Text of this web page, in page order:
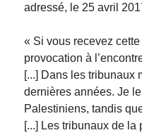
adressé, le 25 avril
« Si vous recevez
provocation à
[...] Dans les tribunaux
dernières années. Je
Palestiniens, tandis
[...] Les tribunaux de